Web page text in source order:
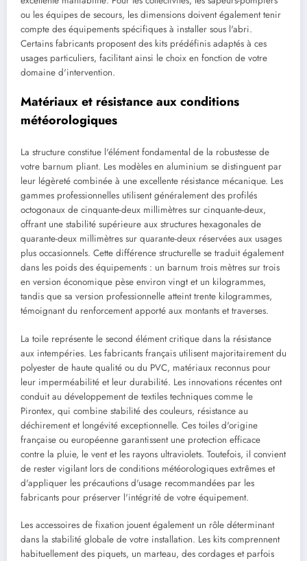
ou les équipes de secours, les dimensions doivent également tenir
compte des équipements spécifiques à installer sous l'abri.
Certains fabricants proposent des kits prédéfinis adaptés à ces
usages particuliers, facilitant ainsi le choix en fonction de votre
domaine d'intervention.
Matériaux et résistance aux conditions
météorologiques
La structure constitue l'élément fondamental de la robustesse de
votre barnum pliant. Les modèles en aluminium se distinguent par
leur légèreté combinée à une excellente résistance mécanique. Les
gammes professionnelles utilisent généralement des profilés
octogonaux de cinquante-deux millimètres sur cinquante-deux,
offrant une stabilité supérieure aux structures hexagonales de
quarante-deux millimètres sur quarante-deux réservées aux usages
plus occasionnels. Cette différence structurelle se traduit également
dans les poids des équipements : un barnum trois mètres sur trois
en version économique pèse environ vingt et un kilogrammes,
tandis que sa version professionnelle atteint trente kilogrammes,
témoignant du renforcement apporté aux montants et traverses.
La toile représente le second élément critique dans la résistance
aux intempéries. Les fabricants français utilisent majoritairement du
polyester de haute qualité ou du PVC, matériaux reconnus pour
leur imperméabilité et leur durabilité. Les innovations récentes ont
conduit au développement de textiles techniques comme le
Pirontex, qui combine stabilité des couleurs, résistance au
déchirement et longévité exceptionnelle. Ces toiles d'origine
française ou européenne garantissent une protection efficace
contre la pluie, le vent et les rayons ultraviolets. Toutefois, il convient
de rester vigilant lors de conditions météorologiques extrêmes et
d'appliquer les précautions d'usage recommandées par les
fabricants pour préserver l'intégrité de votre équipement.
Les accessoires de fixation jouent également un rôle déterminant
dans la stabilité globale de votre installation. Les kits comprennent
habituellement des piquets, un marteau, des cordages et parfois